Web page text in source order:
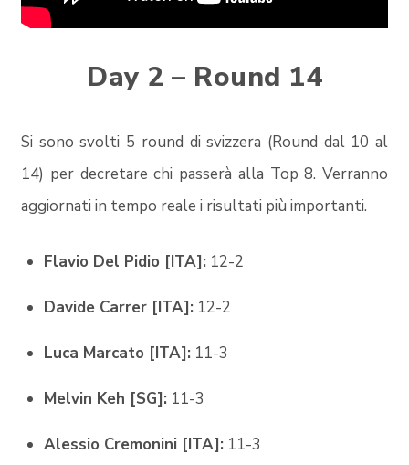
Day 2 – Round 14
Si sono svolti 5 round di svizzera (Round dal 10 al
14) per decretare chi passerà alla Top 8. Verranno
aggiornati in tempo reale i risultati più importanti.
Flavio Del Pidio [ITA]: 12-2
Davide Carrer [ITA]: 12-2
Luca Marcato [ITA]: 11-3
Melvin Keh [SG]: 11-3
Alessio Cremonini [ITA]: 11-3